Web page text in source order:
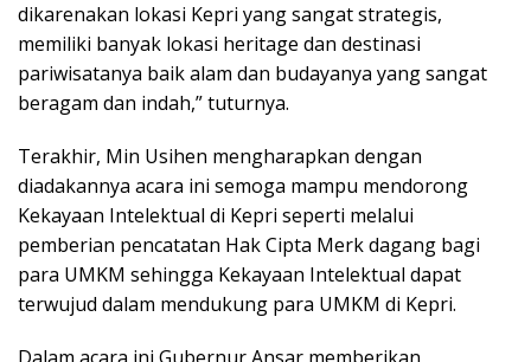
dikarenakan lokasi Kepri yang sangat strategis,
memiliki banyak lokasi heritage dan destinasi
pariwisatanya baik alam dan budayanya yang sangat
beragam dan indah,” tuturnya.
Terakhir, Min Usihen mengharapkan dengan
diadakannya acara ini semoga mampu mendorong
Kekayaan Intelektual di Kepri seperti melalui
pemberian pencatatan Hak Cipta Merk dagang bagi
para UMKM sehingga Kekayaan Intelektual dapat
terwujud dalam mendukung para UMKM di Kepri.